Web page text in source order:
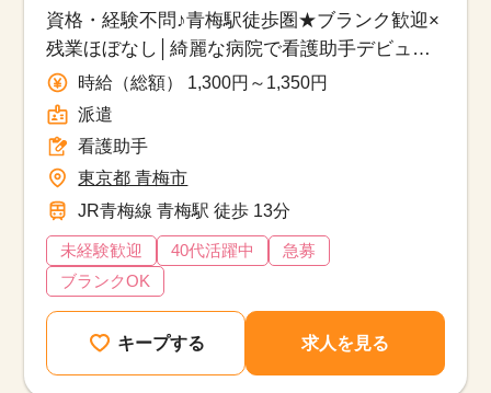
資格・経験不問♪青梅駅徒歩圏★ブランク歓迎×
残業ほぼなし│綺麗な病院で看護助手デビュー
しませんか？
時給（総額） 1,300円～1,350円
派遣
看護助手
東京都 青梅市
JR青梅線 青梅駅 徒歩 13分
未経験歓迎 40代活躍中
急募
ブランクOK
キープする 求人を見る